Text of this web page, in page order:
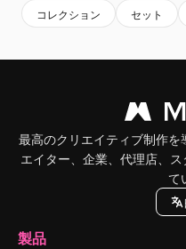
コレクション セット
最高のクリエイティブ制作
エイター、企業、代理店、
て
製品